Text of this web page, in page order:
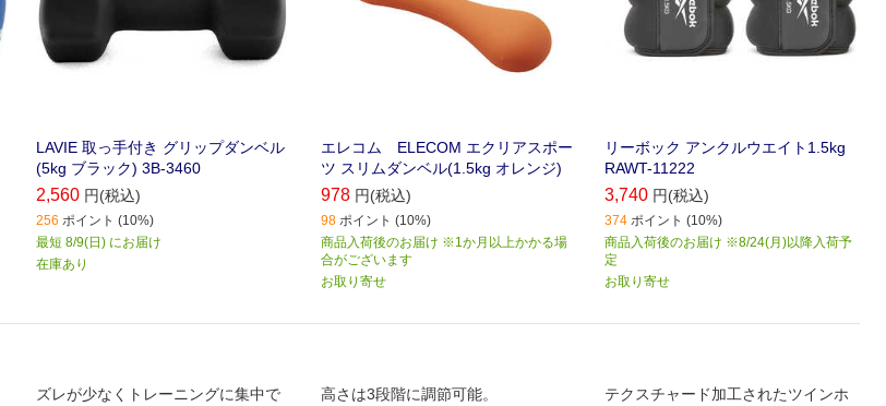
LAVIE 取っ手付き グリップダンベル
(5kg ブラック) 3B-3460
2,560 円(税込)
256 ポイント (10%)
最短 8/9(日) にお届け
在庫あり
エレコム ELECOM エクリアスポー
ツ スリムダンベル(1.5kg オレンジ)
978 円(税込)
98 ポイント (10%)
商品入荷後のお届け ※1か月以上かかる場
合がございます
お取り寄せ
リーボック アンクルウエイト1.5kg
RAWT-11222
3,740 円(税込)
374 ポイント (10%)
商品入荷後のお届け ※8/24(月)以降入荷予
定
お取り寄せ
ズレが少なくトレーニングに集中で
高さは3段階に調節可能。
テクスチャード加工されたツインホ